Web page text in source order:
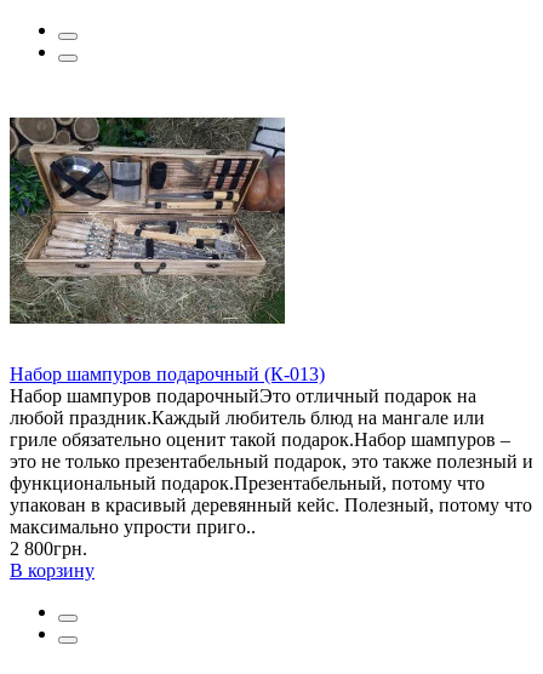
Набор шампуров подарочный (К-013)
Набор шампуров подарочныйЭто отличный подарок на
любой праздник.Каждый любитель блюд на мангале или
гриле обязательно оценит такой подарок.Набор шампуров –
это не только презентабельный подарок, это также полезный и
функциональный подарок.Презентабельный, потому что
упакован в красивый деревянный кейс. Полезный, потому что
максимально упрости приго..
2 800грн.
В корзину